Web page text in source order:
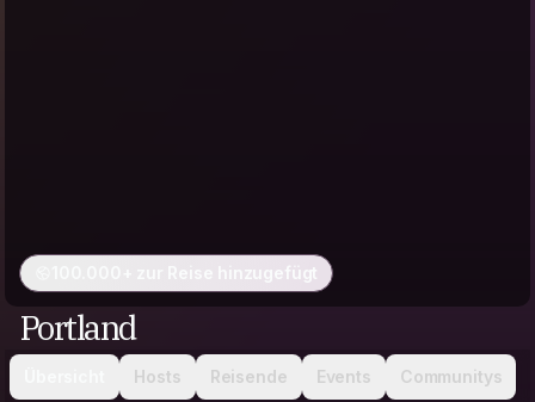
100.000+ zur Reise hinzugefügt
Portland
Hosts Reisende Events Communitys